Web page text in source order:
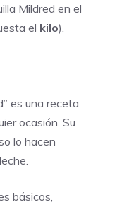
Mildred en el
el kilo).
es una receta
ocasión. Su
lo hacen
básicos,